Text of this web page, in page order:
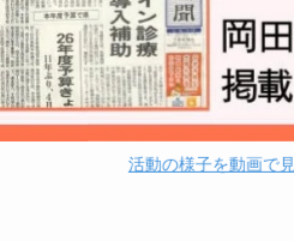
活動の様子を動画で